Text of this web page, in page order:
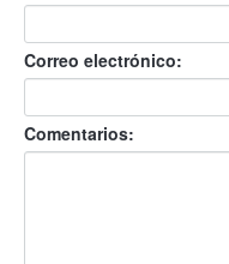
Correo electrónico:
Comentarios: